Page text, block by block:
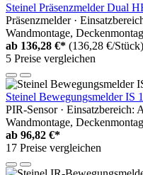
Steinel Präsenzmelder Dual
Präsenzmelder ·
Wandmontage,
ab 136,28 €* (136,28 €/Stück)
5 Preise vergleichen
Steinel Bewegungsmelder IS
PIR-Sensor · Einsatzbereich:
Wandmontage,
ab 96,82 €*
17 Preise vergleichen